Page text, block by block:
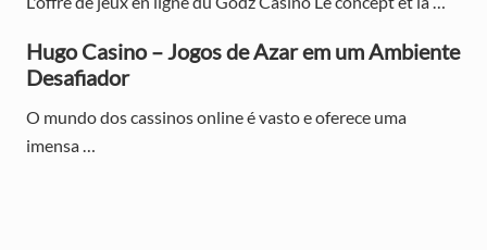
b
a
r
Hugo Casino – Jogos de Azar em um Ambiente
Desafiador
O mundo dos cassinos online é vasto e oferece uma
imensa …